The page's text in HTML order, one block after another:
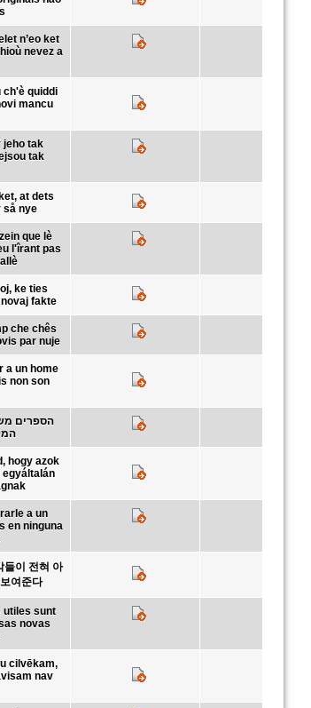
n’eo ket
nevez a
ch'è quiddi
mancu
jeho tak
tak
at dets
så nye
que lè
l'îrant pas
ke ties
fakte
che chês
par nuje
a un home
non son
הספרים
hogy azok
egyáltalán
a un
en ninguna
들이 전혀 아
여준다
utiles sunt
novas
cilvēkam,
nav